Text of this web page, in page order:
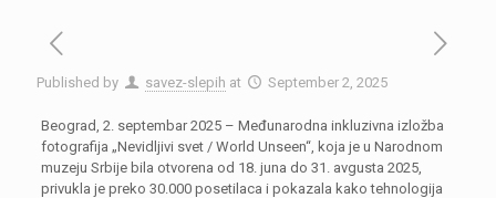
Published by savez-slepih at September 2, 2025
Beograd, 2. septembar 2025 – Međunarodna inkluzivna izložba
fotografija „Nevidljivi svet / World Unseen“, koja je u Narodnom
muzeju Srbije bila otvorena od 18. juna do 31. avgusta 2025,
privukla je preko 30.000 posetilaca i pokazala kako tehnologija